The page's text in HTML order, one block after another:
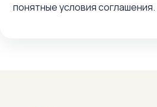
понятные условия соглашения.